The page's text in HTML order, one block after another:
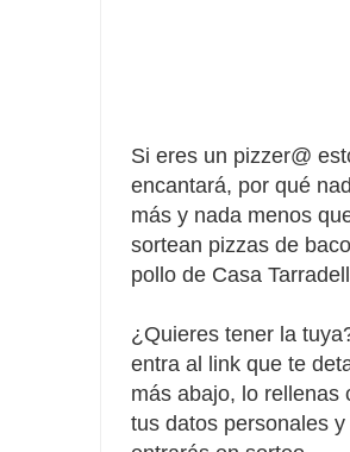
Si eres un pizzer@
encantará, por qué
más y nada menos
sortean pizzas de
pollo de Casa
¿Quieres tener la
entra al link que te
más abajo, lo rellenas
tus datos personales y